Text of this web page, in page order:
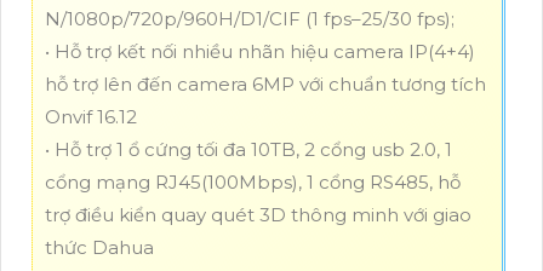
N/1080p/720p/960H/D1/CIF (1 fps–25/30 fps);
• Hỗ trợ kết nối nhiều nhãn hiệu camera IP(4+4)
hỗ trợ lên đến camera 6MP với chuẩn tương tích
Onvif 16.12
• Hỗ trợ 1 ổ cứng tối đa 10TB, 2 cổng usb 2.0, 1
cổng mạng RJ45(100Mbps), 1 cổng RS485, hỗ
trợ điều kiển quay quét 3D thông minh với giao
thức Dahua